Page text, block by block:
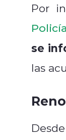
Por
se
las